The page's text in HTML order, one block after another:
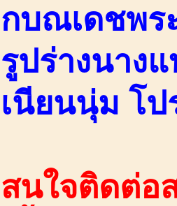
กบณเดชพร
รูปร่างนาง
เนียนนุ่ม โ
สนใจติดต่อ